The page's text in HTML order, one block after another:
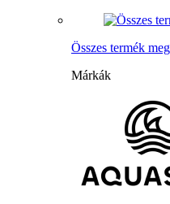
Összes termék
Márkák